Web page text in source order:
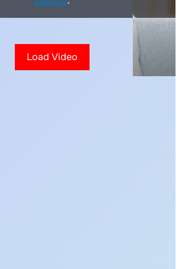
Load Video